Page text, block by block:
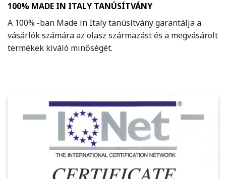
100% MADE IN ITALY TANÚSÍTVÁNY
A 100% -ban Made in Italy tanúsítvány garantálja a
vásárlók számára az olasz származást és a megvásárolt
termékek kiváló minőségét.